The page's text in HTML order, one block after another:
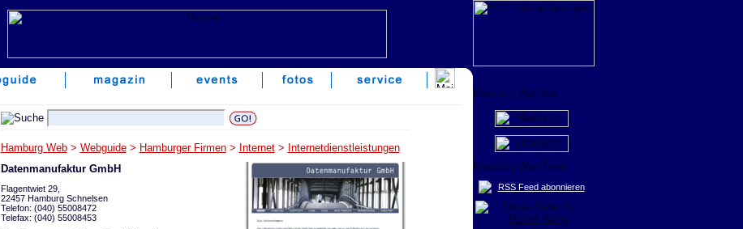
Hamburg Web> Webguide> Hamburger Firmen> Internet> Internetdienstleistungen
Datenmanufaktur GmbH
Flagentwiet 29,
22457 Hamburg Schnelsen
Telefon: (040) 55008472
Telefax: (040) 55008453
RSS Feed abonnieren